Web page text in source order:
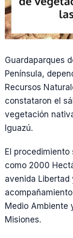
Guardaparques
Península,
Recursos
constataron el
vegetación
Iguazú.
El
como 2000
avenida Libertad
Medio Ambiente
Misiones.